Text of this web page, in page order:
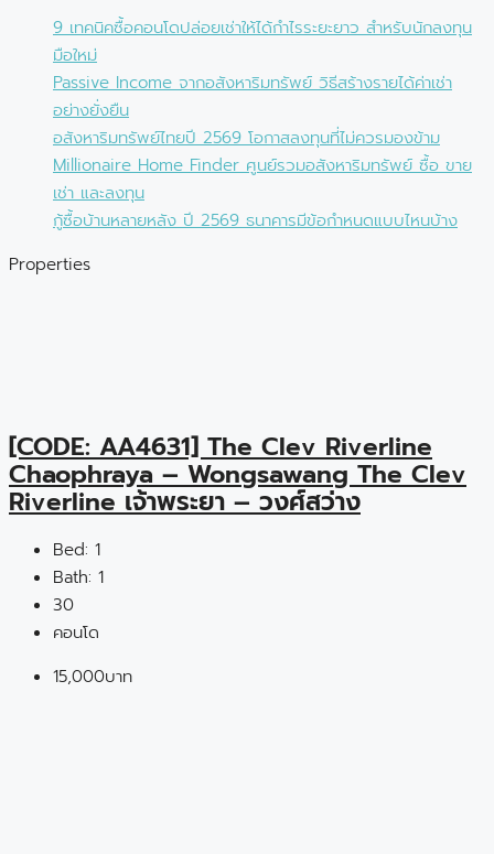
9 เทคนิคซื้อคอนโดปล่อยเช่าให้ได้กำไรระยะยาว สำหรับนักลงทุน
มือใหม่
Passive Income จากอสังหาริมทรัพย์ วิธีสร้างรายได้ค่าเช่า
อย่างยั่งยืน
อสังหาริมทรัพย์ไทยปี 2569 โอกาสลงทุนที่ไม่ควรมองข้าม
Millionaire Home Finder ศูนย์รวมอสังหาริมทรัพย์ ซื้อ ขาย
เช่า และลงทุน
กู้ซื้อบ้านหลายหลัง ปี 2569 ธนาคารมีข้อกำหนดแบบไหนบ้าง
Properties
[CODE: AA4631] The Clev Riverline
Chaophraya – Wongsawang The Clev
Riverline เจ้าพระยา – วงศ์สว่าง
Bed: 1
Bath: 1
30
คอนโด
15,000บาท